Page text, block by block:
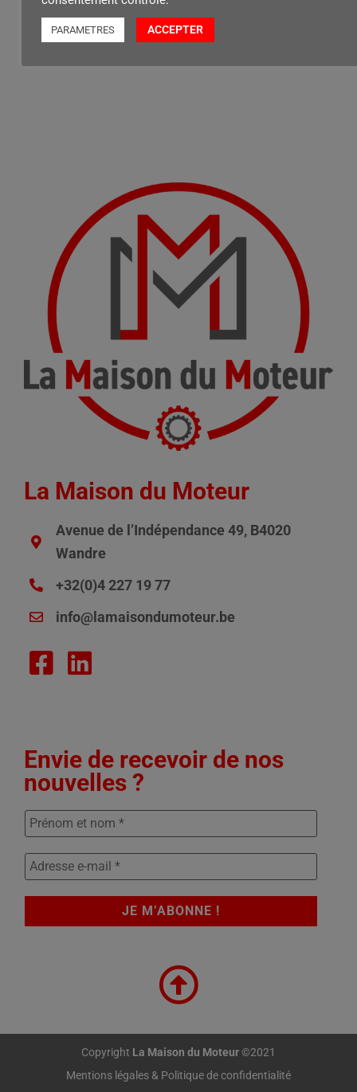
La Maison du Moteur
Avenue de l’Indépendance 49, B4020
Wandre
+32(0)4 227 19 77
info@lamaisondumoteur.be
Envie de recevoir de nos
nouvelles ?
Copyright La Maison du Moteur©2021
Mentions légales & Politique de confidentialité
PARAMETRES ACCEPTER